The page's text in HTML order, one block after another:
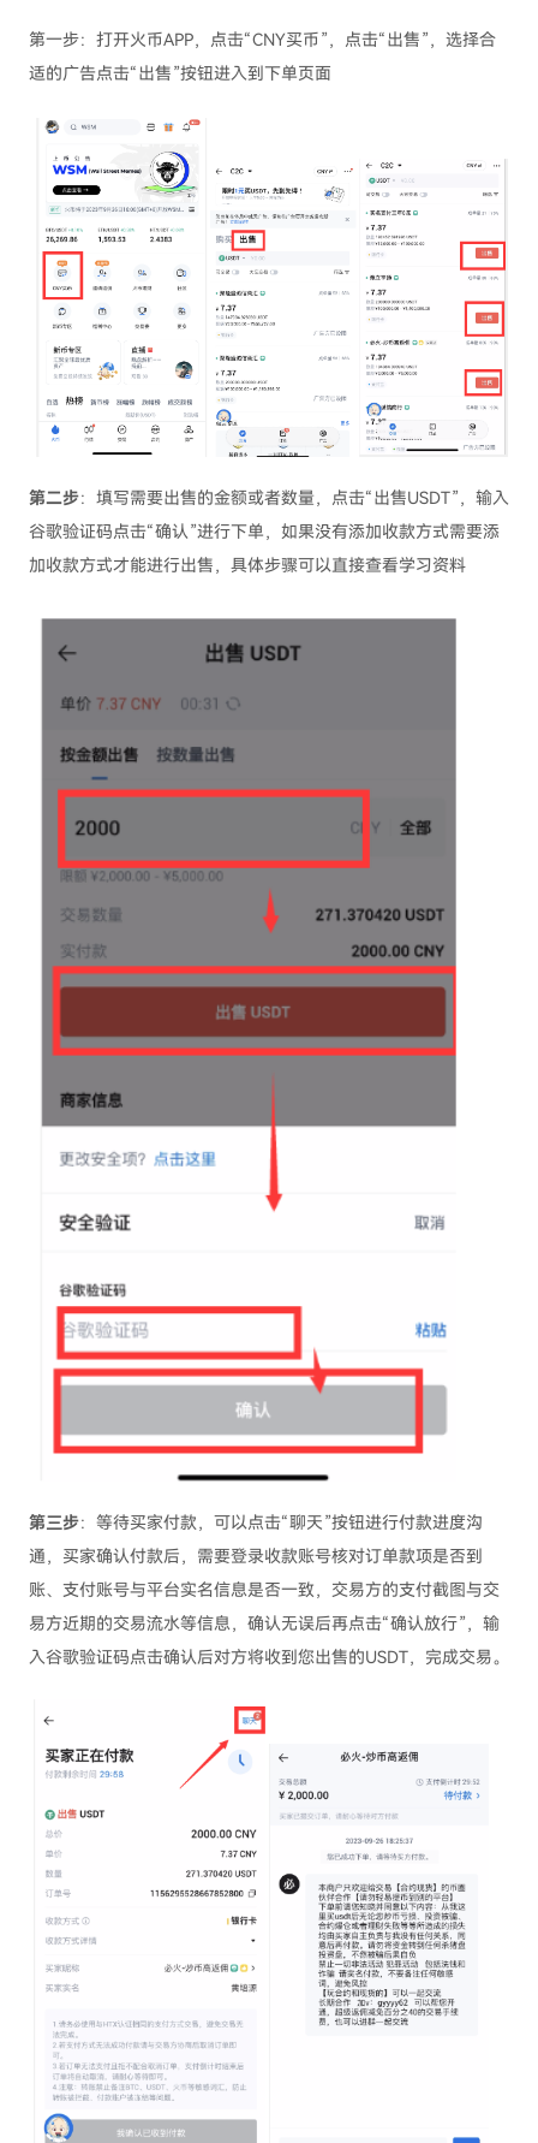
第一步：打开火币APP，点击“CNY买币”，点击“出售”，选择合
适的广告点击“出售”按钮进入到下单页面
第二步：填写需要出售的金额或者数量，点击“出售USDT”，输入
谷歌验证码点击“确认”进行下单，如果没有添加收款方式需要添
加收款方式才能进行出售，具体步骤可以直接查看学习资料
第三步：等待买家付款，可以点击“聊天”按钮进行付款进度沟
通，买家确认付款后，需要登录收款账号核对订单款项是否到
账、支付账号与平台实名信息是否一致，交易方的支付截图与交
易方近期的交易流水等信息，确认无误后再点击“确认放行”，输
入谷歌验证码点击确认后对方将收到您出售的USDT，完成交易。